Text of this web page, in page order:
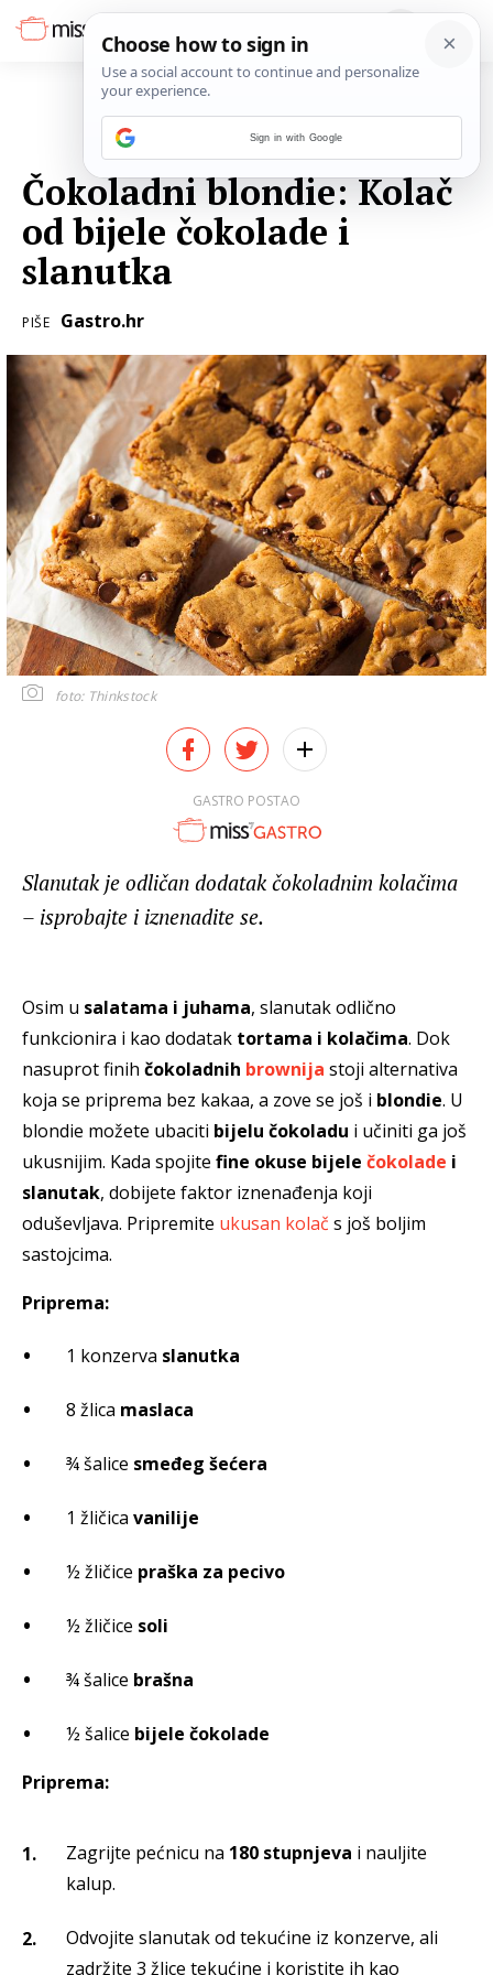
Čokoladni blondie: Kolač
od bijele čokolade i
slanutka
PIŠE Gastro.hr
foto: Thinkstock
GASTRO POSTAO
Slanutak je odličan dodatak čokoladnim kolačima
– isprobajte i iznenadite se.
Osim u salatama i juhama, slanutak odlično
funkcionira i kao dodatak tortama i kolačima. Dok
nasuprot finih čokoladnih brownija stoji alternativa
koja se priprema bez kakaa, a zove se još i blondie. U
blondie možete ubaciti bijelu čokoladu i učiniti ga još
ukusnijim. Kada spojite fine okuse bijele čokolade i
slanutak, dobijete faktor iznenađenja koji
oduševljava. Pripremite ukusan kolač s još boljim
sastojcima.
Priprema:
1 konzerva slanutka
8 žlica maslaca
¾ šalice smeđeg šećera
1 žličica vanilije
½ žličice praška za pecivo
½ žličice soli
¾ šalice brašna
½ šalice bijele čokolade
Priprema:
Zagrijte pećnicu na 180 stupnjeva i nauljite
kalup.
Odvojite slanutak od tekućine iz konzerve, ali
zadržite 3 žlice tekućine i koristite ih kao
Sign in with Google